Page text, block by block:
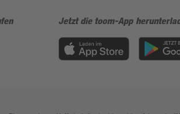
Jetzt die toom-App